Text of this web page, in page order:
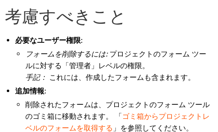
考慮すべきこと
必要なユーザー権限:
フォームを削除するには: プロジェクトのフォーム ツー
ルに対する「管理者」レベルの権限。
手記： これには、作成したフォームも含まれます。
追加情報:
削除されたフォームは、プロジェクトのフォーム ツール
のゴミ箱に移動されます。 「ゴミ箱からプロジェクトレ
ベルのフォームを取得する 」を参照してください。